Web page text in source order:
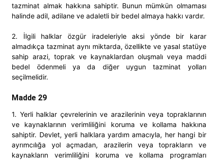
tazminat almak hakkına sahiptir. Bunun mümkün olmaması
halinde adil, adilane ve adaletli bir bedel almaya hakkı vardır.
2. İlgili halklar özgür iradeleriyle aksi yönde bir karar
almadıkça tazminat aynı miktarda, özellikte ve yasal statüye
sahip arazi, toprak ve kaynaklardan oluşmalı veya maddi
bedel ödenmeli ya da diğer uygun tazminat yolları
seçilmelidir.
Madde 29
1. Yerli halklar çevrelerinin ve arazilerinin veya topraklarının
ve kaynaklarının verimliliğini koruma ve kollama hakkına
sahiptir. Devlet, yerli halklara yardım amacıyla, her hangi bir
ayrımcılığa yol açmadan, arazilerin veya toprakların ve
kaynakların verimliliğini koruma ve kollama programları